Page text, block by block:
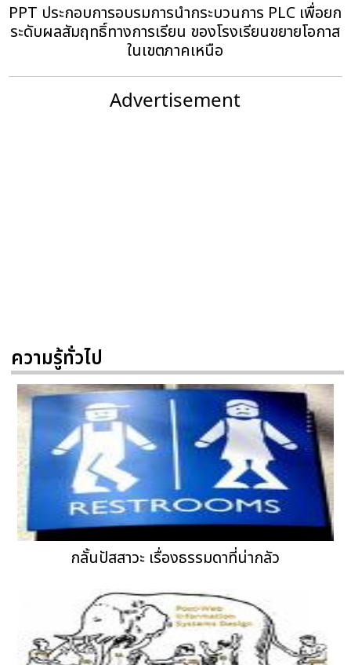
PPT ประกอบการอบรมการนำกระบวนการ PLC เพื่อยก
ระดับผลสัมฤทธิ์ทางการเรียน ของโรงเรียนขยายโอกาส
ในเขตภาคเหนือ
Advertisement
ความรู้ทั่วไป
กลั้นปัสสาวะ เรื่องธรรมดาที่น่ากลัว